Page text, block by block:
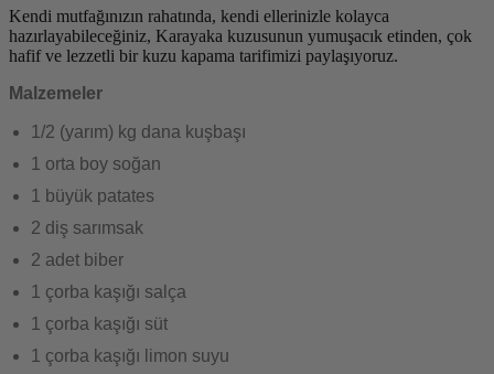
Kendi mutfağınızın rahatında, kendi ellerinizle kolayca
hazırlayabileceğiniz, Karayaka kuzusunun yumuşacık etinden, çok
hafif ve lezzetli bir kuzu kapama tarifimizi paylaşıyoruz.
Malzemeler
1/2 (yarım) kg dana kuşbaşı
1 orta boy soğan
1 büyük patates
2 diş sarımsak
2 adet biber
1 çorba kaşığı salça
1 çorba kaşığı süt
1 çorba kaşığı limon suyu